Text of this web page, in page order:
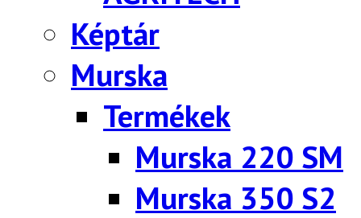
Képtár
Murska
Termékek
Murska 220 SM
Murska 350 S2